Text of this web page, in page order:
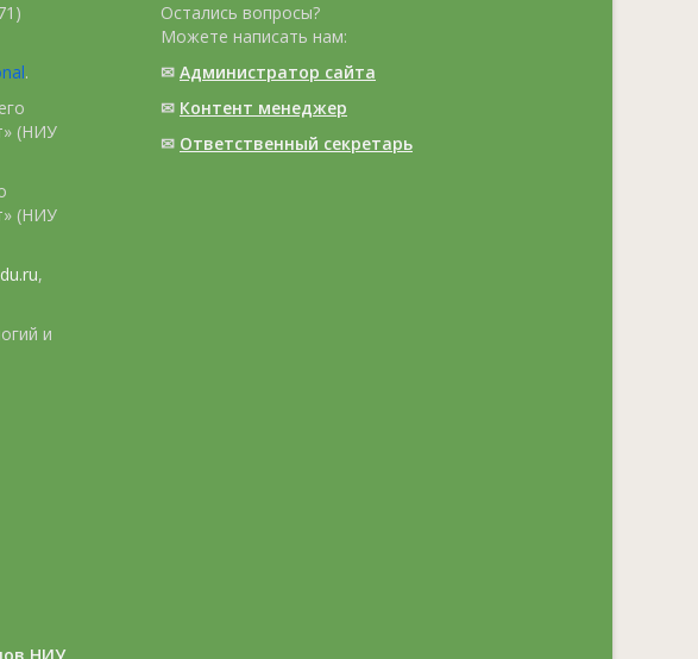
.
(НИУ
(НИУ
,
и
Остались вопросы?
Можете написать нам:
✉ Администратор сайта
✉ Контент менеджер
✉ Ответственный cекретарь